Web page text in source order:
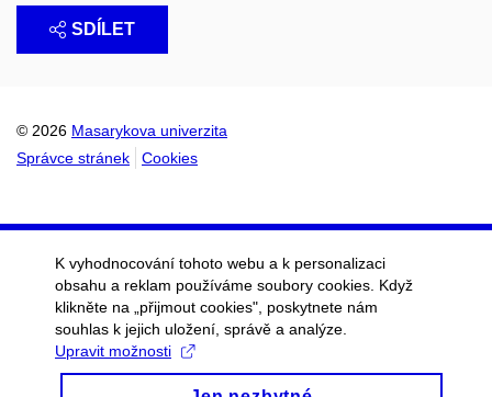
SDÍLET
© 2026 Masarykova univerzita
Správce stránek
Cookies
K vyhodnocování tohoto webu a k personalizaci
obsahu a reklam používáme soubory cookies. Když
klikněte na „přijmout cookies", poskytnete nám
souhlas k jejich uložení, správě a analýze.
Upravit možnosti